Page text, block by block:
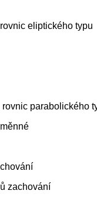
eliptického typu
parabolického
zachování